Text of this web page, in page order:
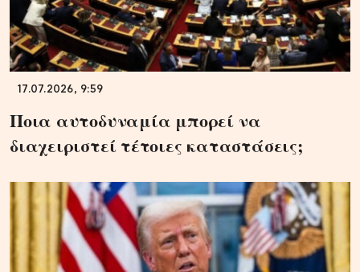
17.07.2026, 9:59
Ποια αυτοδυναμία μπορεί να
διαχειριστεί τέτοιες καταστάσεις;